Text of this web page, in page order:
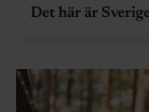
Det här är